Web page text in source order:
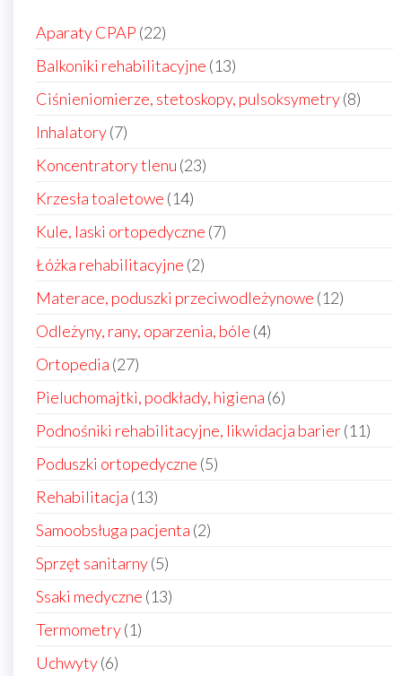
Aparaty CPAP 2222
produkty
Balkoniki rehabilitacyjne 1313
produktów
Ciśnieniomierze, stetoskopy, pulsoksymetry 88
Inhalatory 77
produktów
Koncentratory tlenu 2323
Krzesła toaletowe 1414
produktów
Kule, laski ortopedyczne 77
Łóżka rehabilitacyjne 22
produkty
Materace, poduszki przeciwodleżynowe 1212
Odleżyny, rany, oparzenia, bóle 44
Ortopedia 2727
produktów
Pieluchomajtki, podkłady, higiena 66
produktów
Podnośniki rehabilitacyjne, likwidacja barier 1111
Poduszki ortopedyczne 55
Rehabilitacja 1313
produktów
Samoobsługa pacjenta 22
Sprzęt sanitarny 55
produktów
Ssaki medyczne 1313
Termometry 11
Uchwyty 66